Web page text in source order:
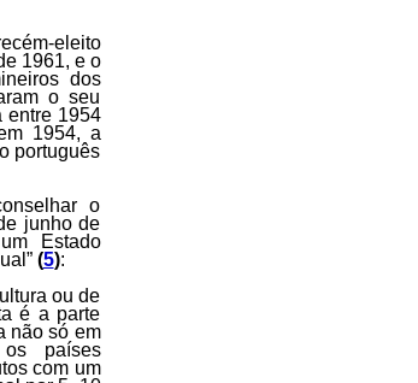
eleito
1961, e o
dos
o seu
entre 1954
1954, a
português
o
junho de
Estado
(5):
ou de
é a parte
não só em
países
com um